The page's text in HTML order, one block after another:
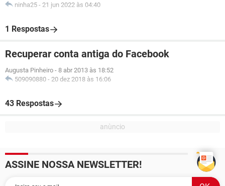
ninha25 - 21 jun 2022 às 04:40
1 Respostas
Recuperar conta antiga do Facebook
Augusta Pinheiro - 8 abr 2013 às 18:52
509090880 - 20 dez 2018 às 16:06
43 Respostas
ASSINE NOSSA NEWSLETTER!